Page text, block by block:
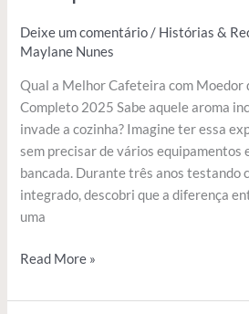
Deixe um comentário / Histórias &
Maylane Nunes
Qual a Melhor Cafeteira com Moedor
Completo 2025 Sabe aquele aroma
invade a cozinha? Imagine ter essa
sem precisar de vários equipamentos
bancada. Durante três anos testando
integrado, descobri que a diferença
uma
Read More »